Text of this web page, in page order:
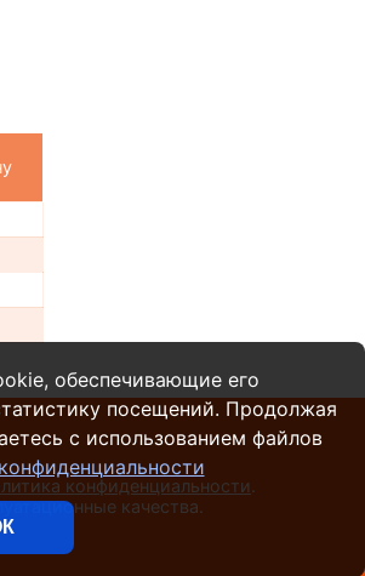
конфиденциальности
качества.
обеспечивающие его
посещений. Продолжая
с использованием файлов